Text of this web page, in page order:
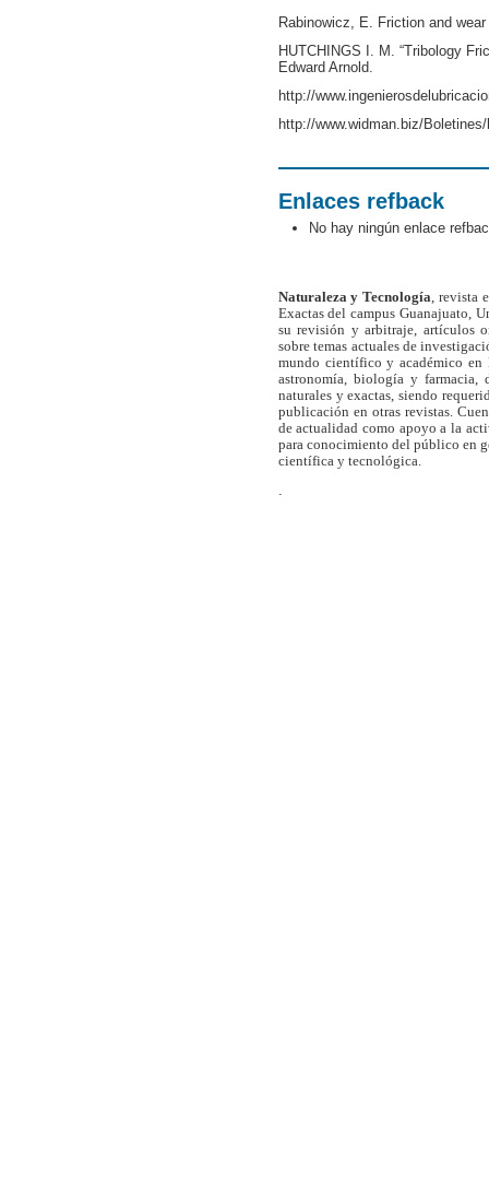
Rabinowicz, E. Friction and
HUTCHINGS I. M. “Tribology
Edward Arnold.
http://
http://www.widman.biz/
Enlaces refback
No hay ningún enlace
Naturaleza y Tecnología, revista
Exactas del campus Guanajuato,
su revisión y arbitraje, artículos
sobre temas actuales de
mundo científico y académico en
astronomía, biología y farmacia,
naturales y exactas, siendo
publicación en otras revistas.
de actualidad como apoyo a la
para conocimiento del público en
científica y tecnológica.
.